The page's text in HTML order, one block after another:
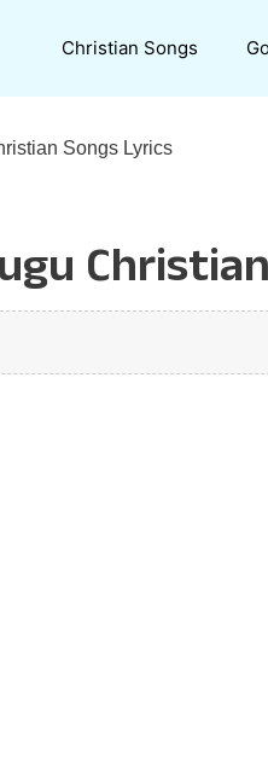
Christian Songs
Songs Lyrics
Christian